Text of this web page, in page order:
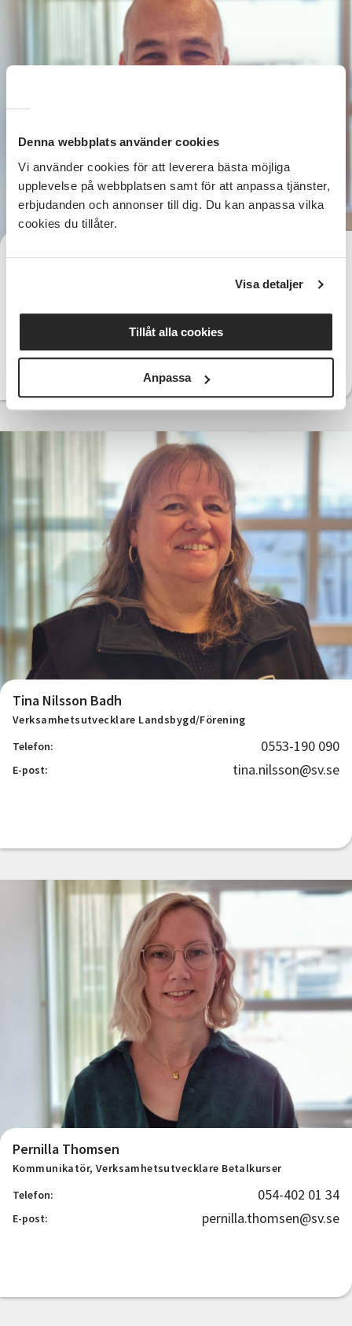
Denna webbplats använder cookies
Vi använder cookies för att leverera bästa möjliga
upplevelse på webbplatsen samt för att anpassa tjänster,
erbjudanden och annonser till dig. Du kan anpassa vilka
cookies du tillåter.
Visa detaljer
Tillåt alla cookies
Anpassa
eyad.kadabashe@sv.se
Tina Nilsson Badh
Verksamhetsutvecklare Landsbygd/Förening
Telefon:
0553-190 090
E-post: tina.nilsson@sv.se
Pernilla Thomsen
Kommunikatör, Verksamhetsutvecklare Betalkurser
Telefon:
054-402 01 34
E-post: pernilla.thomsen@sv.se